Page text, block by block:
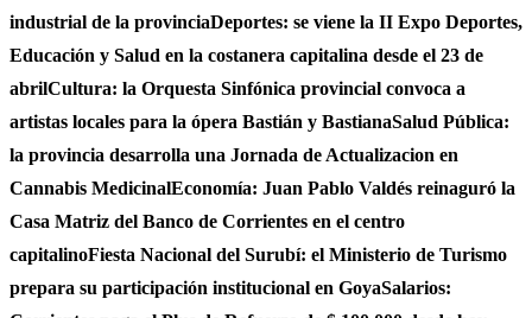
industrial de la provinciaDeportes: se viene la II Expo Deportes,
Educación y Salud en la costanera capitalina desde el 23 de
abrilCultura: la Orquesta Sinfónica provincial convoca a
artistas locales para la ópera Bastián y BastianaSalud Pública:
la provincia desarrolla una Jornada de Actualizacion en
Cannabis MedicinalEconomía: Juan Pablo Valdés reinaguró la
Casa Matriz del Banco de Corrientes en el centro
capitalinoFiesta Nacional del Surubí: el Ministerio de Turismo
prepara su participación institucional en GoyaSalarios: